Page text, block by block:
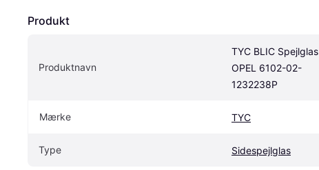
Produkt
Produktnavn
TYC BLIC Spejlglas
OPEL 6102-02-
1232238P
Mærke TYC
Type Sidespejlglas